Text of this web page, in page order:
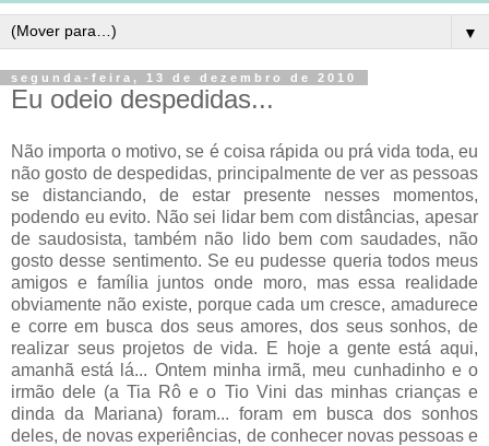
▼
segunda-feira, 13 de dezembro de 2010
Eu odeio despedidas...
Não importa o motivo, se é coisa rápida ou prá vida toda, eu
não gosto de despedidas, principalmente de ver as pessoas
se distanciando, de estar presente nesses momentos,
podendo eu evito. Não sei lidar bem com distâncias, apesar
de saudosista, também não lido bem com saudades, não
gosto desse sentimento. Se eu pudesse queria todos meus
amigos e família juntos onde moro, mas essa realidade
obviamente não existe, porque cada um cresce, amadurece
e corre em busca dos seus amores, dos seus sonhos, de
realizar seus projetos de vida. E hoje a gente está aqui,
amanhã está lá... Ontem minha irmã, meu cunhadinho e o
irmão dele (a Tia Rô e o Tio Vini das minhas crianças e
dinda da Mariana) foram... foram em busca dos sonhos
deles, de novas experiências, de conhecer novas pessoas e